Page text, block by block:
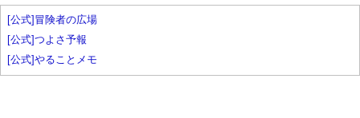
[公式]冒険者の広場
[公式]つよさ予報
[公式]やることメモ